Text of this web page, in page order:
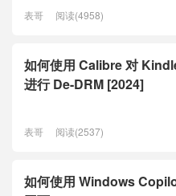
表哥 阅读(4958)
如何使用 Calibre 对
进行 De-DRM [2024]
表哥 阅读(2537)
如何使用 Windows